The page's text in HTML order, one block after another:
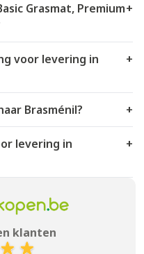
Grasmat, Premium+
voor levering in
+
Brasménil? +
levering in
+
klanten